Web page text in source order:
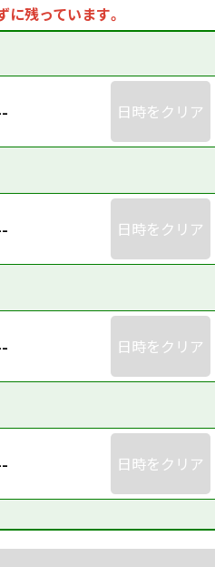
残っています。
日時をクリア
日時をクリア
日時をクリア
日時をクリア